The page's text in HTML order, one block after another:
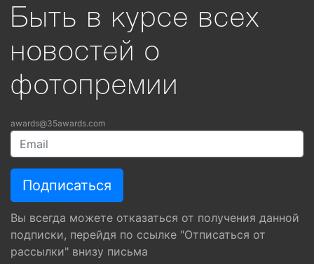
Быть в курсе всех
новостей о
фотопремии
awards@35awards.com
Вы всегда можете отказаться от получения данной
подписки, перейдя по ссылке "Отписаться от
рассылки" внизу письма